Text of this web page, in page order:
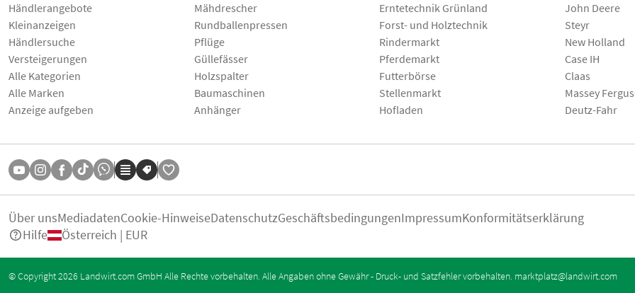
Händlerangebote
Kleinanzeigen
Händlersuche
Versteigerungen
Alle Kategorien
Alle Marken
Anzeige aufgeben
Mähdrescher
Rundballenpressen
Pflüge
Güllefässer
Holzspalter
Baumaschinen
Anhänger
Erntetechnik Grünland
Forst- und Holztechnik
Rindermarkt
Pferdemarkt
Futterbörse
Stellenmarkt
Hofladen
John Deere
Steyr
New Holland
Case IH
Claas
Massey
Deutz-Fahr
Über unsMediadatenCookie-HinweiseDatenschutzGeschäftsbedingungenImpressumKonformitätserklärung
Hilfe
Österreich | EUR
© Copyright 2026 Landwirt.com GmbH Alle Rechte vorbehalten. Alle Angaben ohne Gewähr - Druck- und Satzfehler vorbehalten. marktplatz@landwirt.com